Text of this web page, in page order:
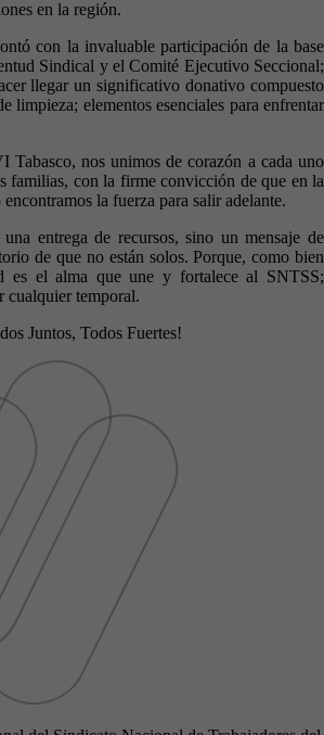
en la región.
con la invaluable participación de la base
Sindical y el Comité Ejecutivo Seccional;
llegar un significativo donativo compuesto
limpieza; elementos esenciales para enfrentar
Tabasco, nos unimos de corazón a cada uno
familias, con la firme convicción de que en la
la fuerza para salir adelante.
entrega de recursos, sino un mensaje de
de que no están solos. Porque, como bien
es el alma que une y fortalece al SNTSS;
cualquier temporal.
Juntos, Todos Fuertes!